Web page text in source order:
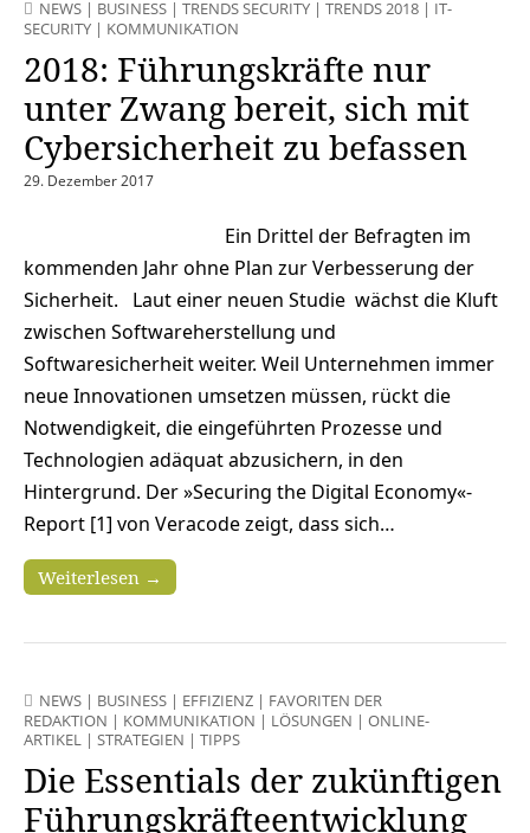
NEWS | BUSINESS | TRENDS SECURITY | TRENDS 2018 | IT-
SECURITY | KOMMUNIKATION
2018: Führungskräfte nur
unter Zwang bereit, sich mit
Cybersicherheit zu befassen
29. Dezember 2017
Ein Drittel der Befragten im
kommenden Jahr ohne Plan zur Verbesserung der
Sicherheit. Laut einer neuen Studie wächst die Kluft
zwischen Softwareherstellung und
Softwaresicherheit weiter. Weil Unternehmen immer
neue Innovationen umsetzen müssen, rückt die
Notwendigkeit, die eingeführten Prozesse und
Technologien adäquat abzusichern, in den
Hintergrund. Der »Securing the Digital Economy«-
Report [1] von Veracode zeigt, dass sich…
Weiterlesen →
NEWS | BUSINESS | EFFIZIENZ | FAVORITEN DER
REDAKTION | KOMMUNIKATION | LÖSUNGEN | ONLINE-
ARTIKEL | STRATEGIEN | TIPPS
Die Essentials der zukünftigen
Führungskräfteentwicklung